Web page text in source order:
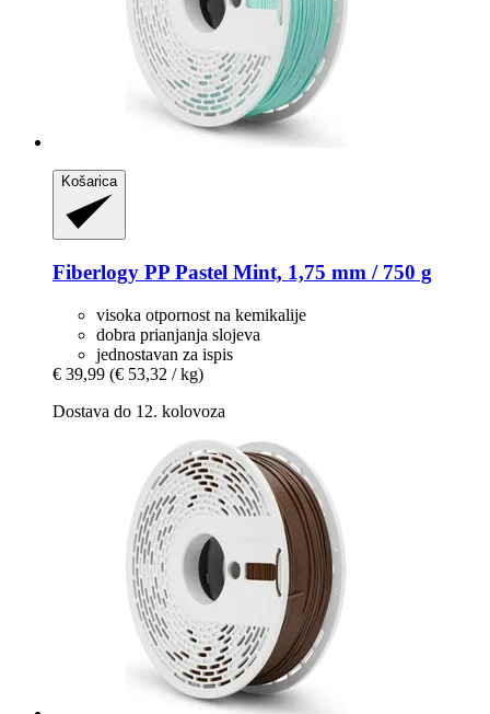
Košarica
Fiberlogy PP Pastel Mint, 1,75 mm / 750 g
visoka otpornost na kemikalije
dobra prianjanja slojeva
jednostavan za ispis
€ 39,99 (€ 53,32 / kg)
Dostava do 12. kolovoza